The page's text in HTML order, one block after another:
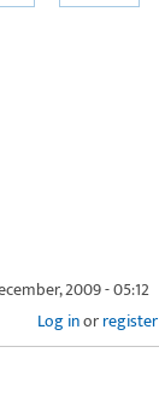
2009 - 05:12
Log inorregister